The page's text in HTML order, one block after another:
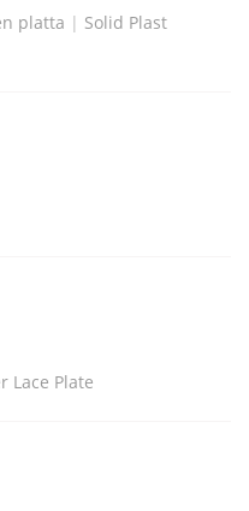
platta | Solid Plast
Lace Plate